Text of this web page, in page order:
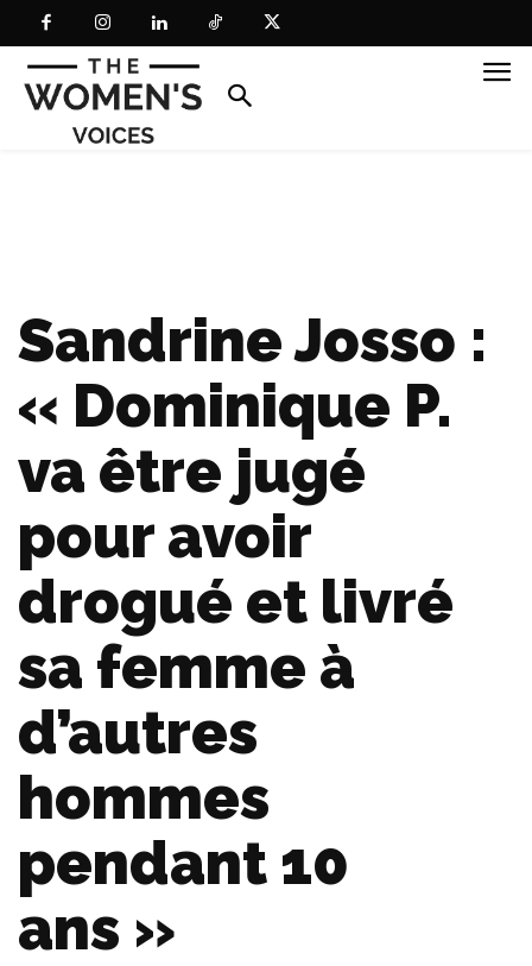
Sandrine Josso :
« Dominique P.
va être jugé
pour avoir
drogué et livré
sa femme à
d’autres
hommes
pendant 10
ans »